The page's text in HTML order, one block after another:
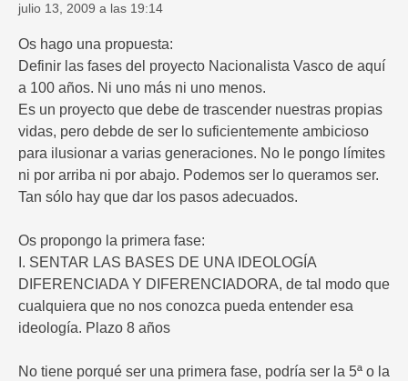
julio 13, 2009 a las 19:14
Os hago una propuesta:
Definir las fases del proyecto Nacionalista Vasco de aquí
a 100 años. Ni uno más ni uno menos.
Es un proyecto que debe de trascender nuestras propias
vidas, pero debde de ser lo suficientemente ambicioso
para ilusionar a varias generaciones. No le pongo límites
ni por arriba ni por abajo. Podemos ser lo queramos ser.
Tan sólo hay que dar los pasos adecuados.
Os propongo la primera fase:
I. SENTAR LAS BASES DE UNA IDEOLOGÍA
DIFERENCIADA Y DIFERENCIADORA, de tal modo que
cualquiera que no nos conozca pueda entender esa
ideología. Plazo 8 años
No tiene porqué ser una primera fase, podría ser la 5ª o la